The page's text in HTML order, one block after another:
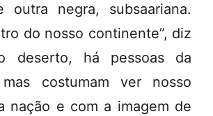
negra, subsaariana.
do nosso continente”, diz
deserto, há pessoas da
costumam ver nosso
nação e com a imagem de